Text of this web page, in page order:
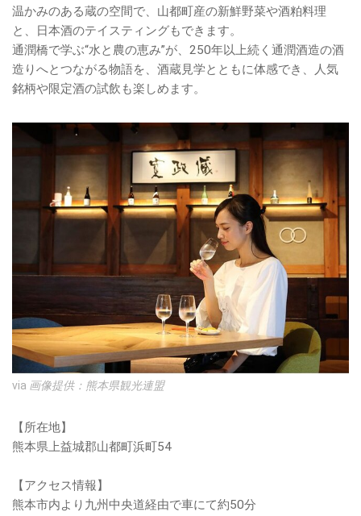
温かみのある蔵の空間で、山都町産の新鮮野菜や酒粕料理
と、日本酒のテイスティングもできます。
通潤橋で学ぶ“水と農の恵み”が、250年以上続く通潤酒造の酒
造りへとつながる物語を、酒蔵見学とともに体感でき、人気
銘柄や限定酒の試飲も楽しめます。
via 画像提供：熊本県観光連盟
【所在地】
熊本県上益城郡山都町浜町54
【アクセス情報】
熊本市内より九州中央道経由で車にて約50分